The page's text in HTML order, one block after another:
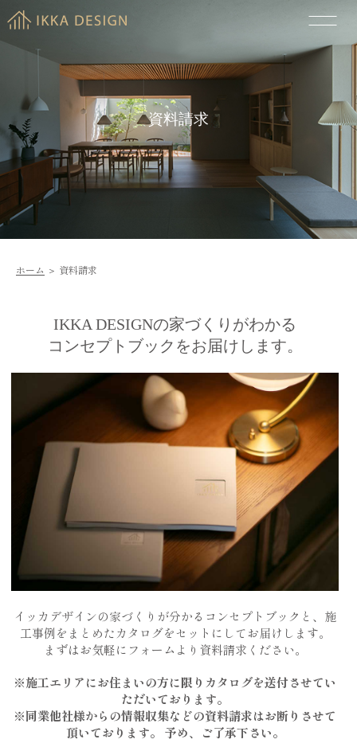
資料請求
ホーム ＞ 資料請求
IKKA DESIGNの家づくりがわかる
コンセプトブックをお届けします。
イッカデザインの家づくりが分かるコンセプトブックと、施
工事例をまとめたカタログをセットにしてお届けします。
まずはお気軽にフォームより資料請求ください。
※施工エリアにお住まいの方に限りカタログを送付させてい
ただいております。
※同業他社様からの情報収集などの資料請求はお断りさせて
頂いております。 予め、ご了承下さい。